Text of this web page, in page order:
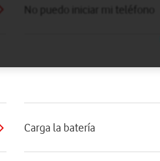
No puedo iniciar mi teléfono
Carga la batería